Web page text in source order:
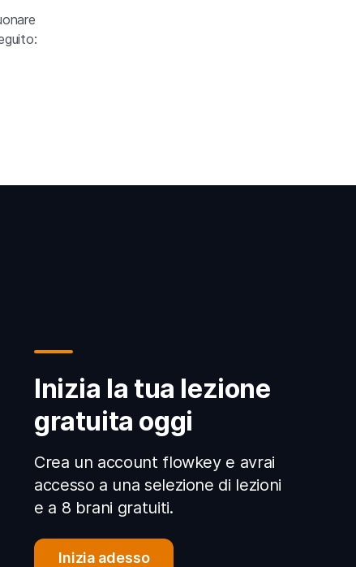
Inizia la tua lezione
gratuita oggi
Crea un account flowkey e avrai
accesso a una selezione di lezioni
e a 8 brani gratuiti.
Inizia adesso